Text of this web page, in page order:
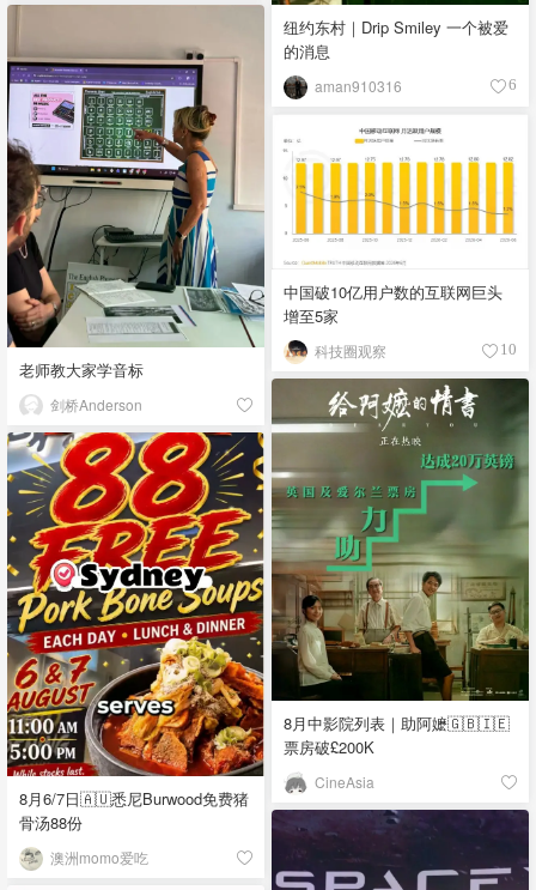
纽约东村｜Drip Smiley 一个被爱
的消息
aman910316 6
老师教大家学音标
剑桥Anderson
中国破10亿用户数的互联网巨头
增至5家
科技圈观察 10
8月中影院列表｜助阿嬷🇬🇧🇮🇪
票房破£200K
CineAsia
8月6/7日🇦🇺悉尼Burwood免费猪
骨汤88份
澳洲momo爱吃